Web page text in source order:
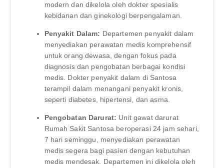
modern dan dikelola oleh dokter spesialis
kebidanan dan ginekologi berpengalaman.
Penyakit Dalam: Departemen penyakit dalam
menyediakan perawatan medis komprehensif
untuk orang dewasa, dengan fokus pada
diagnosis dan pengobatan berbagai kondisi
medis. Dokter penyakit dalam di Santosa
terampil dalam menangani penyakit kronis,
seperti diabetes, hipertensi, dan asma.
Pengobatan Darurat: Unit gawat darurat
Rumah Sakit Santosa beroperasi 24 jam sehari,
7 hari seminggu, menyediakan perawatan
medis segera bagi pasien dengan kebutuhan
medis mendesak. Departemen ini dikelola oleh